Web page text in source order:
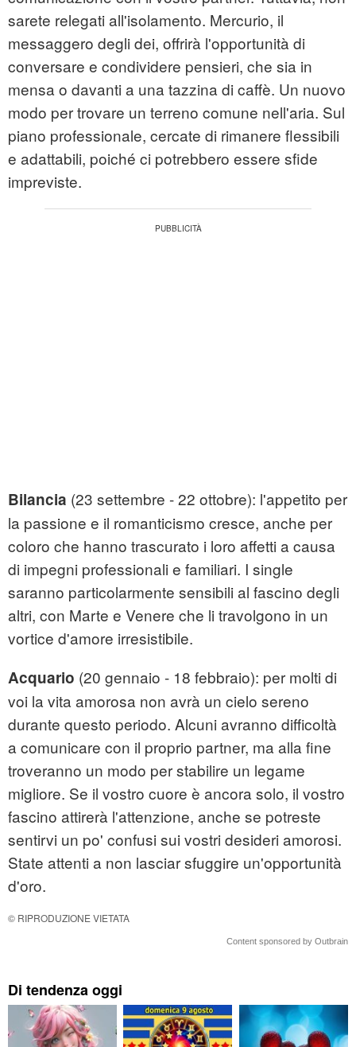
sarete relegati all'isolamento. Mercurio, il
messaggero degli dei, offrirà l'opportunità di
conversare e condividere pensieri, che sia in
mensa o davanti a una tazzina di caffè. Un nuovo
modo per trovare un terreno comune nell'aria. Sul
piano professionale, cercate di rimanere flessibili
e adattabili, poiché ci potrebbero essere sfide
impreviste.
Bilancia (23 settembre - 22 ottobre): l'appetito per
la passione e il romanticismo cresce, anche per
coloro che hanno trascurato i loro affetti a causa
di impegni professionali e familiari. I single
saranno particolarmente sensibili al fascino degli
altri, con Marte e Venere che li travolgono in un
vortice d'amore irresistibile.
Acquario (20 gennaio - 18 febbraio): per molti di
voi la vita amorosa non avrà un cielo sereno
durante questo periodo. Alcuni avranno difficoltà
a comunicare con il proprio partner, ma alla fine
troveranno un modo per stabilire un legame
migliore. Se il vostro cuore è ancora solo, il vostro
fascino attirerà l'attenzione, anche se potreste
sentirvi un po' confusi sui vostri desideri amorosi.
State attenti a non lasciar sfuggire un'opportunità
d'oro.
© RIPRODUZIONE VIETATA
Content sponsored by Outbrain
Di tendenza oggi